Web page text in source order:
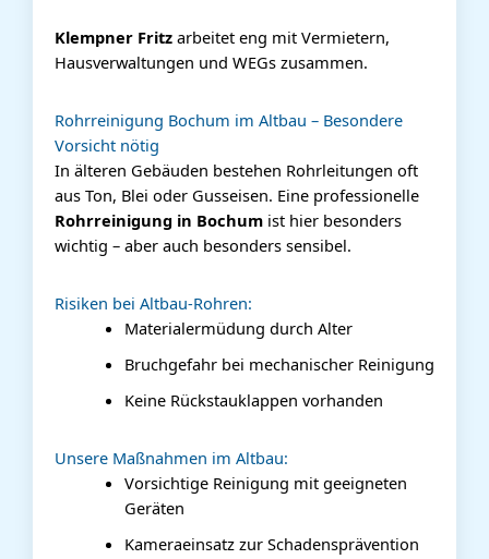
Klempner Fritz arbeitet eng mit Vermietern,
Hausverwaltungen und WEGs zusammen.
Rohrreinigung Bochum im Altbau – Besondere
Vorsicht nötig
In älteren Gebäuden bestehen Rohrleitungen oft
aus Ton, Blei oder Gusseisen. Eine professionelle
Rohrreinigung in Bochum ist hier besonders
wichtig – aber auch besonders sensibel.
Risiken bei Altbau-Rohren:
Materialermüdung durch Alter
Bruchgefahr bei mechanischer Reinigung
Keine Rückstauklappen vorhanden
Unsere Maßnahmen im Altbau:
Vorsichtige Reinigung mit geeigneten
Geräten
Kameraeinsatz zur Schadensprävention